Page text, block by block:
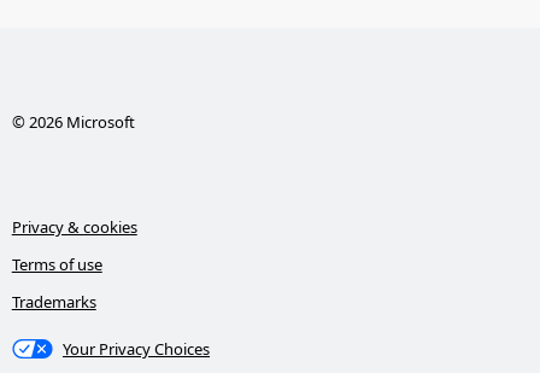
© 2026 Microsoft
Privacy & cookies
Terms of use
Trademarks
Your Privacy Choices